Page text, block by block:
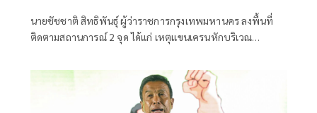
นายชัชชาติ สิทธิพันธุ์ ผู้ว่าราชการกรุงเทพมหานคร ลงพื้นที่
ติดตามสถานการณ์ 2 จุด ได้แก่ เหตุแขนเครนหักบริเวณ
เขตปทุมวัน และจุดถนนทรุดบริเวณวงเวียนใหญ่